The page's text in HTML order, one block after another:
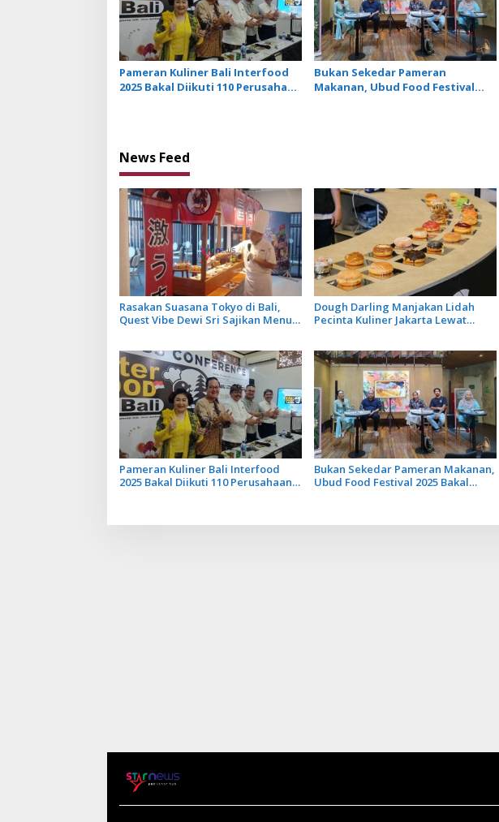
Pameran Kuliner Bali Interfood
2025 Bakal Diikuti 110 Perusahaan
Bukan Sekedar Pameran
Makanan, Ubud Food Festival
News Feed
Rasakan Suasana Tokyo di Bali,
Quest Vibe Dewi Sri Sajikan Menu
Dough Darling Manjakan Lidah
Pecinta Kuliner Jakarta Lewat
Pameran Kuliner Bali Interfood
2025 Bakal Diikuti 110 Perusahaan
Bukan Sekedar Pameran Makanan,
Ubud Food Festival 2025 Bakal